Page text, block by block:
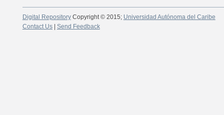
Digital RepositoryCopyright © 2015; Universidad Autónoma del Caribe
Contact Us| Send Feedback